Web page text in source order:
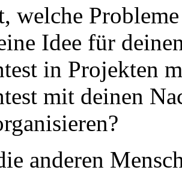
welche
Idee für
in Projekten
mit deinen
anderen